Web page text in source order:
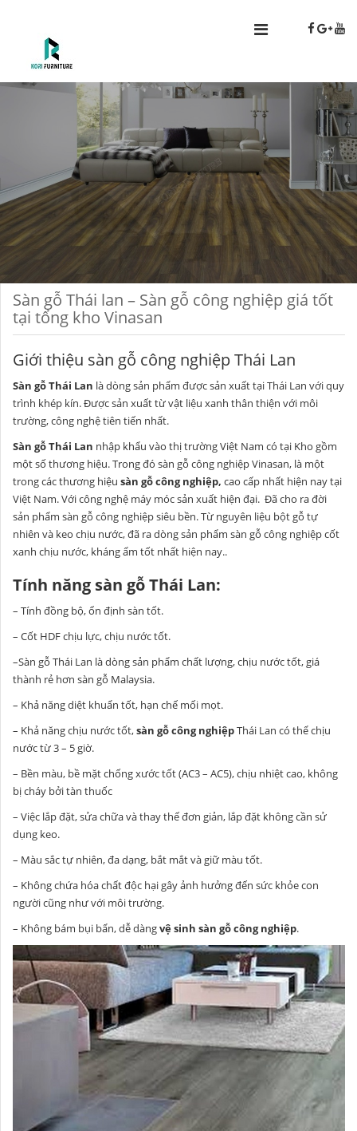
Sàn gỗ Thái lan – Sàn gỗ công nghiệp giá tốt
tại tổng kho Vinasan
Giới thiệu sàn gỗ công nghiệp Thái Lan
Sàn gỗ Thái Lan là dòng sản phẩm được sản xuất tại Thái Lan với quy
trình khép kín. Được sản xuất từ vật liệu xanh thân thiện với môi
trường, công nghệ tiên tiến nhất.
Sàn gỗ Thái Lan nhập khẩu vào thị trường Việt Nam có tại Kho gồm
một số thương hiệu. Trong đó sàn gỗ công nghiệp Vinasan, là một
trong các thương hiệu sàn gỗ công nghiệp, cao cấp nhất hiện nay tại
Việt Nam. Với công nghệ máy móc sản xuất hiện đại. Đã cho ra đời
sản phẩm sàn gỗ công nghiệp siêu bền. Từ nguyên liệu bột gỗ tự
nhiên và keo chịu nước, đã ra dòng sản phẩm sàn gỗ công nghiệp cốt
xanh chịu nước, kháng ẩm tốt nhất hiện nay..
Tính năng sàn gỗ Thái Lan:
– Tính đồng bộ, ổn định sàn tốt.
– Cốt HDF chịu lực, chịu nước tốt.
–Sàn gỗ Thái Lan là dòng sản phẩm chất lượng, chịu nước tốt, giá
thành rẻ hơn sàn gỗ Malaysia.
– Khả năng diệt khuẩn tốt, hạn chế mối mọt.
– Khả năng chịu nước tốt,sàn gỗ công nghiệpThái Lan có thể chịu
nước từ 3 – 5 giờ.
– Bền màu, bề mặt chống xước tốt (AC3 – AC5), chịu nhiệt cao, không
bị cháy bởi tàn thuốc
– Việc lắp đặt, sửa chữa và thay thế đơn giản, lắp đặt không cần sử
dụng keo.
– Màu sắc tự nhiên, đa dạng, bắt mắt và giữ màu tốt.
– Không chứa hóa chất độc hại gây ảnh hưởng đến sức khỏe con
người cũng như với môi trường.
– Không bám bụi bẩn, dễ dàngvệ sinh sàn gỗ công nghiệp.